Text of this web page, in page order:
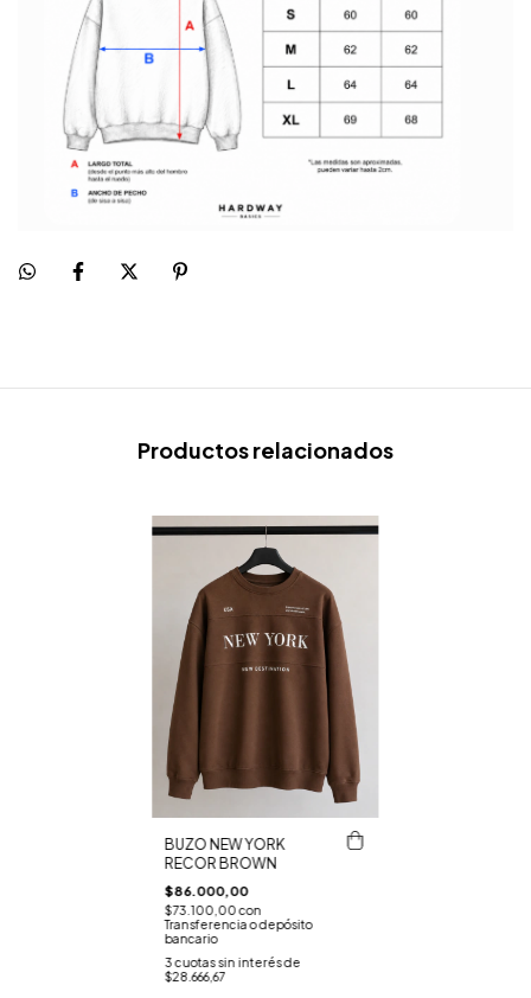
Productos relacionados
BUZO NEW YORK
RECOR BROWN
$86.000,00
$73.100,00con
Transferencia o depósito
bancario
3 cuotas sin interés de
$28.666,67